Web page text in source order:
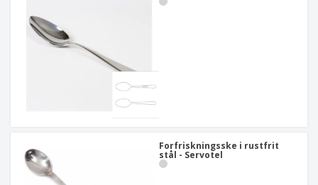
Forfriskningsske i rustfrit
stål - Servotel